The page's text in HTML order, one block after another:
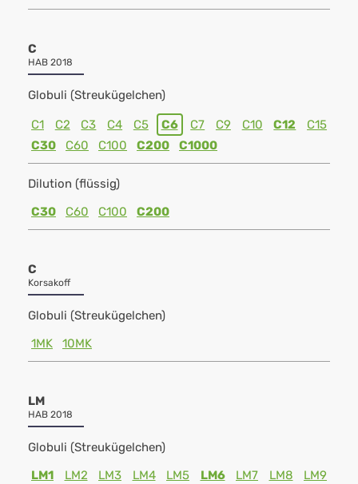
C
HAB 2018
Globuli (Streukügelchen)
C1 C2 C3 C4 C5 C6 C7 C9 C10 C12
C15
C30
C60 C100 C200 C1000
Dilution (flüssig)
C30
C60 C100 C200
C
Korsakoff
Globuli (Streukügelchen)
1MK
10MK
LM
HAB 2018
Globuli (Streukügelchen)
LM1
LM2 LM3 LM4 LM5 LM6 LM7 LM8 LM9